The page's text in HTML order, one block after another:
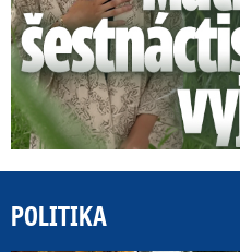
POLITIKA